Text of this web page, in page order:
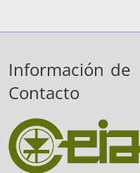
Información de
Contacto